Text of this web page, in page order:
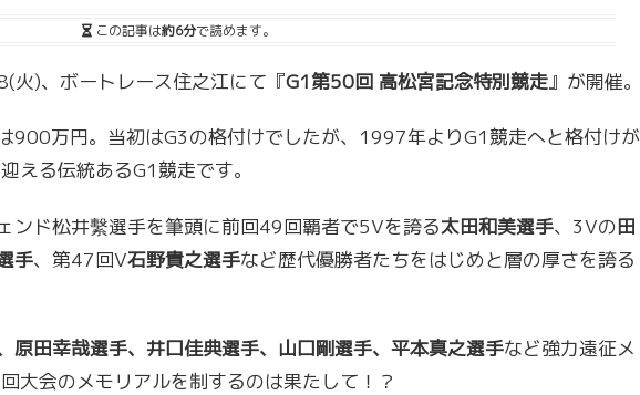
この記事は約6分で読めます。
)、ボートレース住之江にて『G1第50回 高松宮記念特別競走』が開催。
900万円。当初はG3の格付けでしたが、1997年よりG1競走へと格付けが
える伝統あるG1競走です。
ンド松井繫選手を筆頭に前回49回覇者で5Vを誇る太田和美選手、3Vの田
手、第47回V石野貴之選手など歴代優勝者たちをはじめと層の厚さを誇る
原田幸哉選手、井口佳典選手、山口剛選手、平本真之選手など強力遠征メ
大会のメモリアルを制するのは果たして！？